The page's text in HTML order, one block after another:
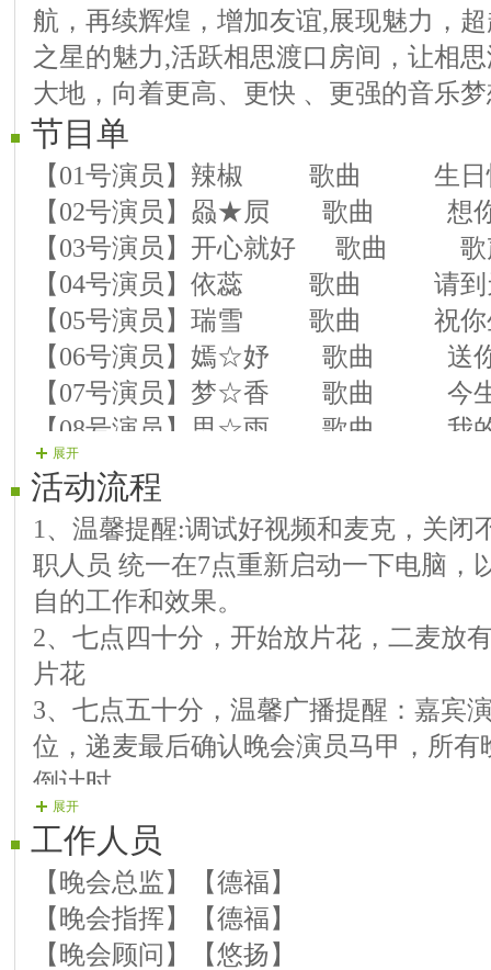
航，再续辉煌，增加友谊,展现魅力，
之星的魅力,活跃相思渡口房间，让相
大地，向着更高、更快 、更强的音乐
节目单
【01号演员】辣椒 歌曲 生日
【02号演员】赑★屃 歌曲 想
【03号演员】开心就好 歌曲 歌
【04号演员】依蕊 歌曲 请到
【05号演员】瑞雪 歌曲 祝你
【06号演员】嫣☆妤 歌曲 送你
【07号演员】梦☆香 歌曲 今生
【08号演员】思☆雨 歌曲 我的
【08号演员】悠☆扬 歌曲 永远
【09号演员】笑★语 歌曲 空巢
【10号演员】与你同行 歌曲 心
【11号演员】心☆静 歌曲 腮边
【12号演员】慢步沙滩 歌曲 中
【13号演员】知心 歌曲 夜深
【14号演员】秀秀 歌曲 甘心
【15号演员】冰雕玫瑰 歌曲 今
【16号演员】拐弯遇见你 歌曲
【17号演员】孤★狼 歌曲 我的
【18号演员】心碎 歌曲 最真
【19号演员】喜☆贝儿 歌曲 天
展开
活动流程
1、温馨提醒:调试好视频和麦克，关闭
职人员 统一在7点重新启动一下电脑，
自的工作和效果。
2、七点四十分，开始放片花，二麦放
片花
3、七点五十分，温馨广播提醒：嘉宾
位，递麦最后确认晚会演员马甲，所
倒计时。
4、主持人入场5、区领导致贺词
6、主持人宣布 （晚会开始）（烟花爆
7、晚会演出序列（节目开始）
8、主持闭幕词 （晚会结束）
展开
工作人员
【晚会总监】【德福】
【晚会指挥】【德福】
【晚会顾问】【悠扬】